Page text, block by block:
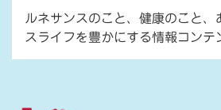
ルネサンスのこと、健康のこと、
スライフを豊かにする情報コンテ